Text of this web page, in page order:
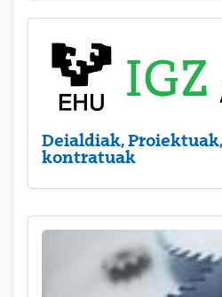
Deialdiak,
kontratuak